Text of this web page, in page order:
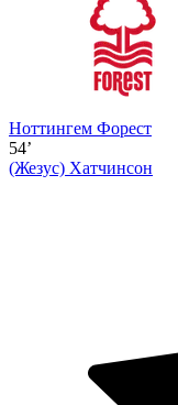
Ноттингем Форест
54’
(Жезус) Хатчинсон